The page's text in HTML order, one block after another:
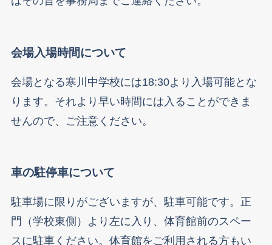
会場入場時間について
会場となる寒川中学校には18:30より入場可能とな
ります。それより早い時間には入ることができま
せんので、ご注意ください。
車の駐停車について
駐車場に限りがございますが、駐車可能です。正
門（学校東側）より左に入り、体育館前のスペー
スに駐車ください。体育館をご利用される方もい